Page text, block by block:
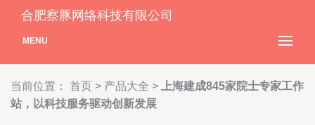
合肥察豚网络科技有限公司
MENU
当前位置： 首页 > 产品大全 >
上海建成845家院士专家工作
站，以科技服务驱动创新发展